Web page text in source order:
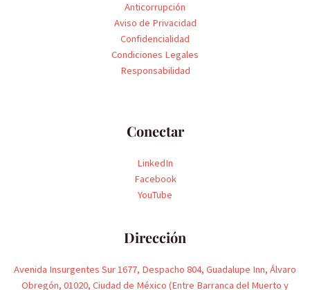
Anticorrupción
Aviso de Privacidad
Confidencialidad
Condiciones Legales
Responsabilidad
Conectar
LinkedIn
Facebook
YouTube
Dirección
Avenida Insurgentes Sur 1677, Despacho 804, Guadalupe Inn, Álvaro
Obregón, 01020, Ciudad de México (Entre Barranca del Muerto y